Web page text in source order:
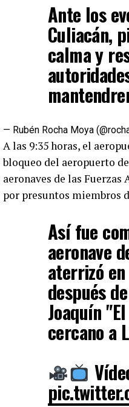
Ante los
Culiacán,
calma y
— Rubén Rocha Moya
A las 9:35 horas, el
bloqueo del aeropuerto
aeronaves de las
por presuntos miembros
Así fue
aeronave
aterrizó
después
Joaquín
cercano a